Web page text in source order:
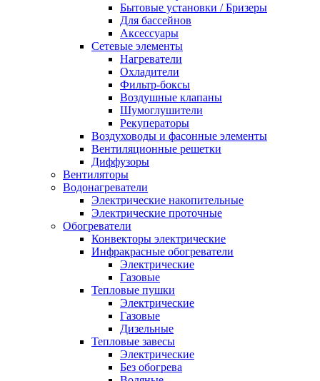
Бытовые установки / Бризеры
Для бассейнов
Аксессуары
Сетевые элементы
Нагреватели
Охладители
Фильтр-боксы
Воздушные клапаны
Шумоглушители
Рекуператоры
Воздуховоды и фасонные элементы
Вентиляционные решетки
Диффузоры
Вентиляторы
Водонагреватели
Электрические накопительные
Электрические проточные
Обогреватели
Конвекторы электрические
Инфракрасные обогреватели
Электрические
Газовые
Тепловые пушки
Электрические
Газовые
Дизельные
Тепловые завесы
Электрические
Без обогрева